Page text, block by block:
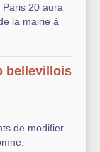
20 aura
la mairie à
bellevillois
de modifier